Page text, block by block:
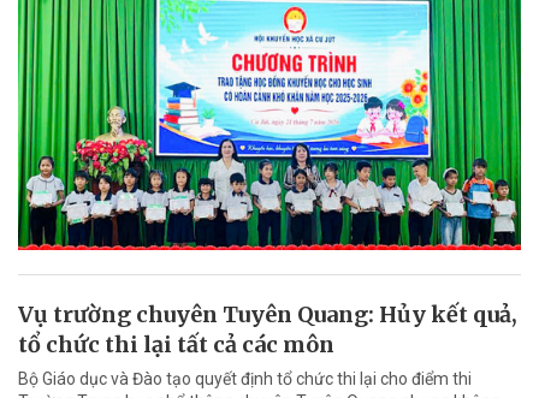
Vụ trường chuyên Tuyên Quang: Hủy kết quả,
tổ chức thi lại tất cả các môn
Bộ Giáo dục và Đào tạo quyết định tổ chức thi lại cho điểm thi